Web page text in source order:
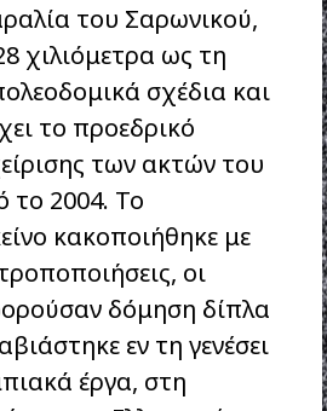
του Σαρωνικού,
χιλιόμετρα ως τη
σχέδια και
το προεδρικό
των ακτών του
το 2004. Το
κακοποιήθηκε με
οι
δόμηση δίπλα
εν τη γενέσει
έργα, στη